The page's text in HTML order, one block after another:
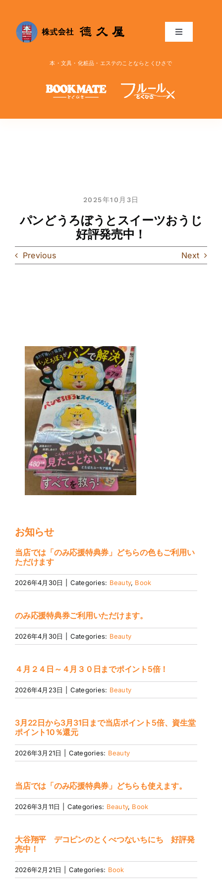
content
Toggle
本・文具・化粧品・エステのことならとくひさで
2025年10月3日
パンどうろぼうとスイーツおうじ
好評発売中！
Previous Next
お知らせ
当店では「のみ応援特典券」どちらの色もご利用い
ただけます
2026年4月30日 Categories: Beauty, Book
のみ応援特典券ご利用いただけます。
2026年4月30日 Categories: Beauty
４月２４日～４月３０日までポイント5倍！
2026年4月23日 Categories: Beauty
3月22日から3月31日まで当店ポイント5倍、資生堂
ポイント10％還元
2026年3月21日 Categories: Beauty
当店では「のみ応援特典券」どちらも使えます。
2026年3月11日 Categories: Beauty, Book
大谷翔平 デコピンのとくべつないちにち 好評発
売中！
2026年2月21日 Categories: Book